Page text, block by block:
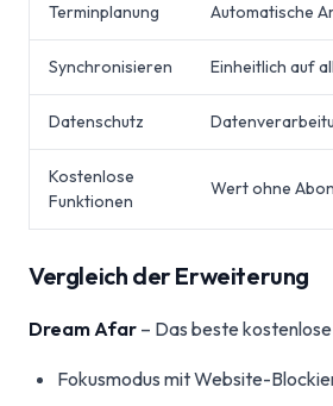
Terminplanung Automatische
Synchronisieren Einheitlich auf
Datenschutz
Kostenlose
Funktionen
Wert ohne
Vergleich der Erweiterung
Dream Afar – Das beste
Fokusmodus mit Website-